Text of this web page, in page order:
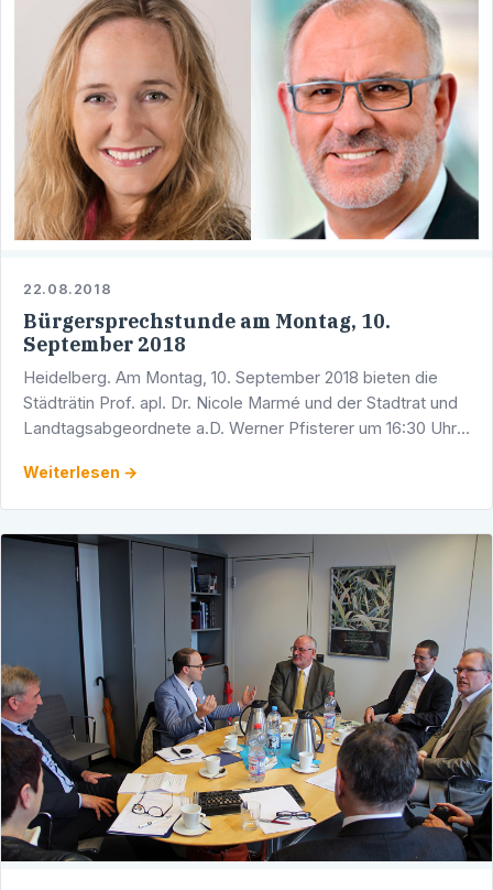
22.08.2018
Bürgersprechstunde am Montag, 10.
September 2018
Heidelberg. Am Montag, 10. September 2018 bieten die
Städträtin Prof. apl. Dr. Nicole Marmé und der Stadtrat und
Landtagsabgeordnete a.D. Werner Pfisterer um 16:30 Uhr
Weiterlesen →